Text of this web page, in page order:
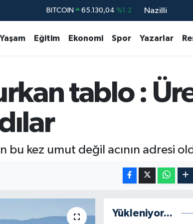
DOLAR 47,7106 %0.17
BİST100 13.773 %-19
BITCOIN 65.130,04 %1.2
Nazilli
Yaşam Eğitim Ekonomi Spor Yazarlar
tablo :
bu kez umut değil acının adresi
Yükleniyor...